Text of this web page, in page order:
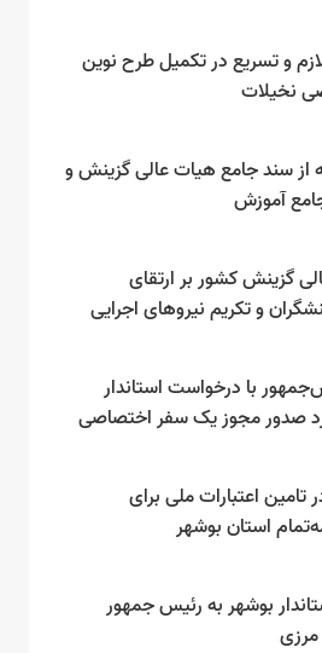
لازم و تسریع در تکمیل طرح نوین
نخیلات
از سند جامع هیات عالی گزینش و‌
آموزش
گزینش کشور بر ارتقای
و تکریم نیروهای اجرایی
با درخواست استاندار
صدور مجوز یک سفر اختصاصی
تامین اعتبارات ملی برای
استان بوشهر
بوشهر به رئیس جمهور
مرزی